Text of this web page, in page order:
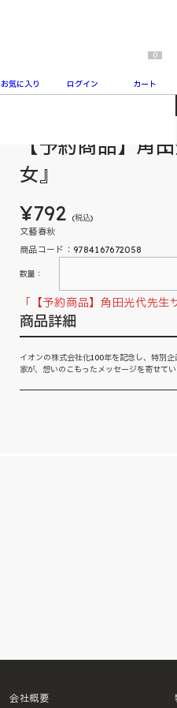
お気に入り ログイン
0
カート
【予約商品】角
女』
¥792 (税込)
文藝春秋
商品コード：9784167672058
数量：
「【予約商品】角田光代先
商品詳細
イオンの株式会社化100年を記念し、特別
家が、想いのこもったメッセージを寄せて
会社概要